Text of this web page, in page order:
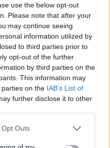
use the below opt-out
Please note that after your
may continue seeing
information utilized by
to third parties prior to
opt-out of the further
by third parties on the
This information may
on the IAB’s List of
further disclose it to other
uses one or more Google
Outs
igual de bien sobre la
y una ruta
Periodismo
y crónica de viaje